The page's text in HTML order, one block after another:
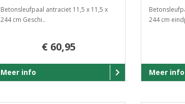
Betonsleufpaal antraciet 11,5 x 11,5 x
244 cm Geschi..
€ 60,95
Meer info
244 cm
Meer info